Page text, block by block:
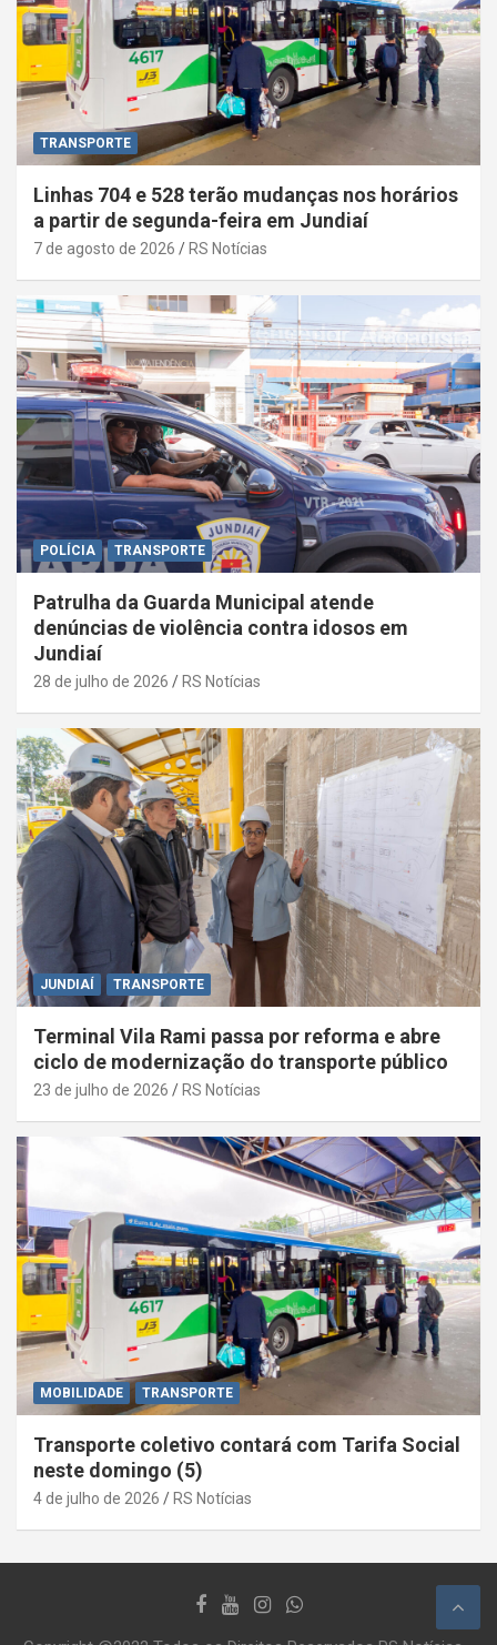
TRANSPORTE
Linhas 704 e 528 terão mudanças nos horários
a partir de segunda-feira em Jundiaí
7 de agosto de 2026 RS Notícias
POLÍCIA TRANSPORTE
Patrulha da Guarda Municipal atende
denúncias de violência contra idosos em
Jundiaí
28 de julho de 2026 RS Notícias
JUNDIAÍ TRANSPORTE
Terminal Vila Rami passa por reforma e abre
ciclo de modernização do transporte público
23 de julho de 2026 RS Notícias
MOBILIDADE TRANSPORTE
Transporte coletivo contará com Tarifa Social
neste domingo (5)
4 de julho de 2026 RS Notícias